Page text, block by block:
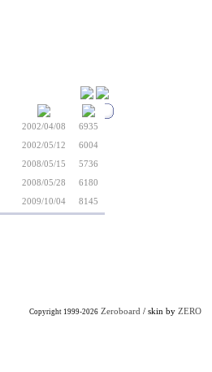
2002/04/08 6935
2002/05/12 6004
2008/05/15 5736
2008/05/28 6180
2009/10/04 8145
Copyright 1999-2026 Zeroboard / skin by ZERO